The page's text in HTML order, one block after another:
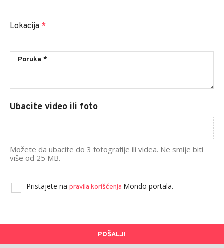
Lokacija *
Ubacite video ili foto
Možete da ubacite do 3 fotografije ili videa. Ne smije biti
više od 25 MB.
Pristajete na pravila korišćenja Mondo portala.
POŠALJI